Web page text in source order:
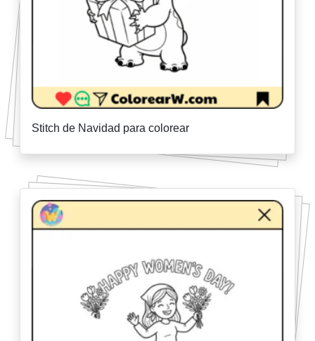
Stitch de Navidad para colorear